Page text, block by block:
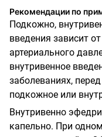
Рекомендации по
Подкожно,
введения зависит
артериального
внутривенное
заболеваниях,
подкожное или
Внутривенно
капельно. При